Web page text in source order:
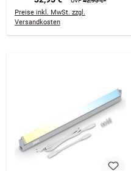
Preise inkl. MwSt. zzgl.
Versandkosten